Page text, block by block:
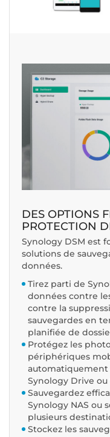
DES OPTIONS
PROTECTION
Synology DSM est
solutions de
données.
Tirez parti de
données contre
contre la
sauvegardes en
planifiée de
Protégez les
périphériques
automatiquement
Synology Drive
Sauvegardez
Synology NAS ou
plusieurs
Stockez les